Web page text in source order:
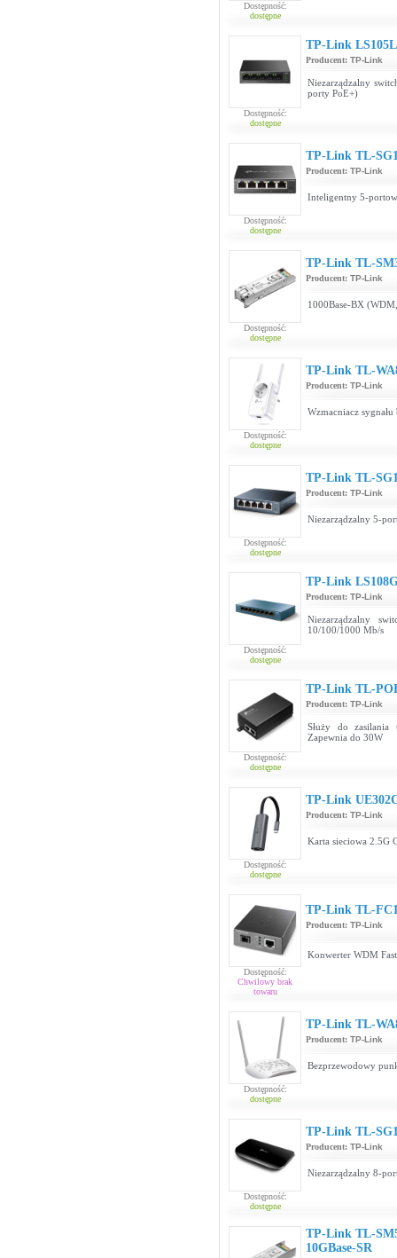
Dostępność:
dostępne
Dostępność:
dostępne
TP-Link
Producent: TP-Link
Niezarządzalny
porty PoE+)
Dostępność:
dostępne
TP-Link TL-
Producent: TP-Link
Inteligentny 5-
Dostępność:
dostępne
TP-Link TL-
Producent: TP-Link
1000Base-BX
Dostępność:
dostępne
TP-Link TL-
Producent: TP-Link
Wzmacniacz
Dostępność:
dostępne
TP-Link TL-
Producent: TP-Link
Niezarządzalny 5-
Dostępność:
dostępne
TP-Link
Producent: TP-Link
Niezarządzalny
10/100/1000 Mb/s
Dostępność:
dostępne
TP-Link TL-
Producent: TP-Link
Służy do zasilania
Zapewnia do 30W
Dostępność:
dostępne
TP-Link
Producent: TP-Link
Karta sieciowa 2.5G
Dostępność:
Chwilowy brak
towaru
TP-Link TL-
Producent: TP-Link
Konwerter WDM
Dostępność:
dostępne
TP-Link TL-
Producent: TP-Link
Bezprzewodowy
Dostępność:
dostępne
TP-Link TL-
Producent: TP-Link
Niezarządzalny 8-
TP-Link TL-
10GBase-SR